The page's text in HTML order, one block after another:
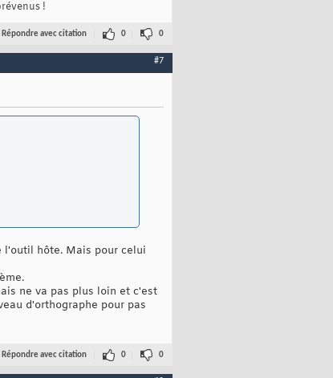
!
Répondre avec citation 0 0
#7
l'outil hôte. Mais pour celui
ne va pas plus loin et c'est
d'orthographe pour pas
Répondre avec citation 0 0